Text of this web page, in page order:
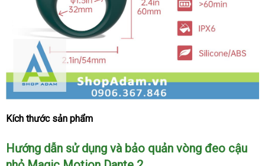
Vòng
cậu
nhỏ
Kích thước sản phẩm
Hướng dẫn sử dụng sản
và bảo quản vòng đeo cậu